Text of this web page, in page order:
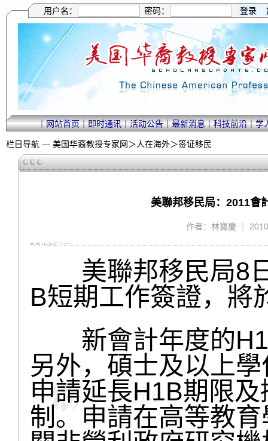
用户名： 密码：
｜网站首页｜即时通讯｜活动公告｜最新消息｜科技前沿｜学
栏目导航 — 美国华裔教授专家网＞人在海外＞签证移民
美聯邦移民局：2011會
作者：林寶慶 ｜
美聯邦移民局8日
B短期工作簽證，將
新會計年度的
另外，碩士及以上
申請延長H1B期限
制。申請在高等教